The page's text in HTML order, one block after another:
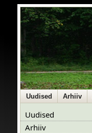
Uudised Arhiiv
Uudised
Arhiiv